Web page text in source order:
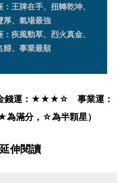
：王牌在手、扭轉乾坤、
厚、氣場最強
：疾風勁草、烈火真金、
歸、事業最順
運：★★★☆　事業運：
分，☆為半顆星）
延伸閱讀